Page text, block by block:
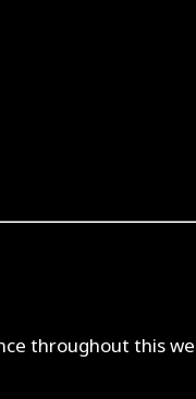
throughout this